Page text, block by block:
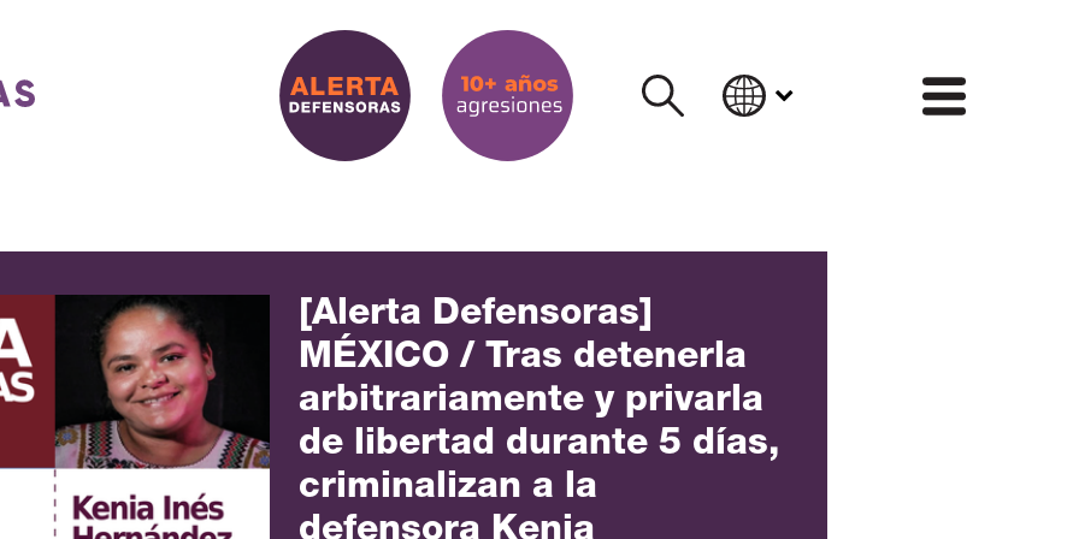
[Alerta Defensoras]
MÉXICO / Tras detenerla
arbitrariamente y privarla
de libertad durante 5 días,
criminalizan a la